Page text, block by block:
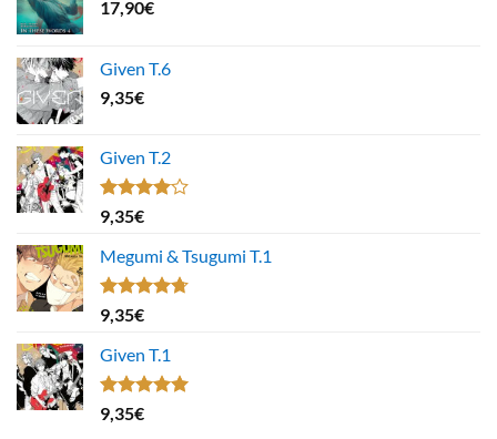
17,90€
Given T.6
9,35€
Given T.2
Note
4.00
5
9,35€
Megumi & Tsugumi T.1
Note4.67
sur 5
9,35€
Given T.1
Note5.00
sur 5
9,35€